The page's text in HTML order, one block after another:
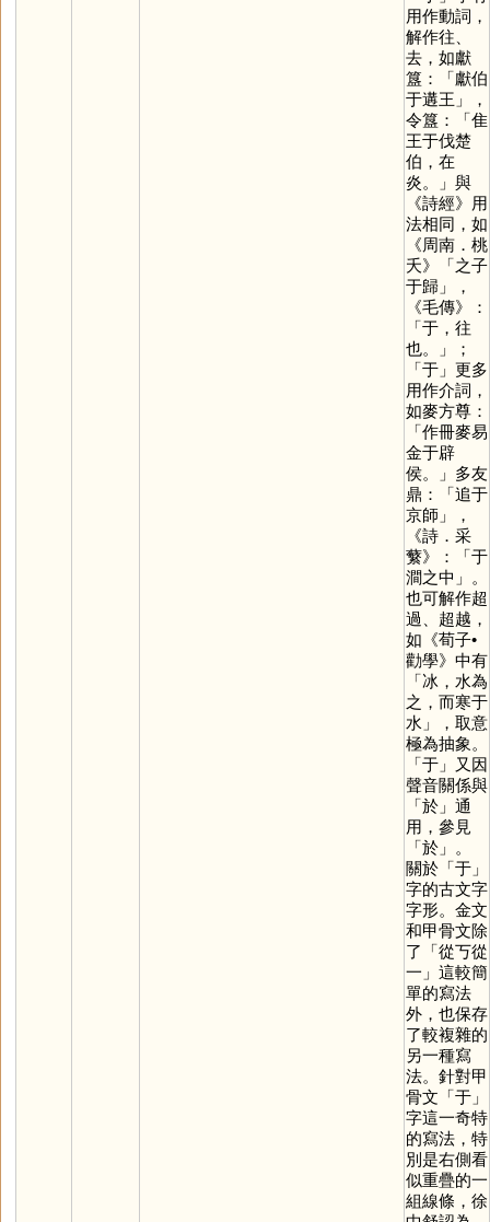
用作動詞，
解作往、
去，如獻
簋：「獻伯
于遘王」，
令簋：「隹
王于伐楚
伯，在
炎。」與
《詩經》用
法相同，如
《周南．桃
夭》「之子
于歸」，
《毛傳》：
「于，往
也。」；
「于」更多
用作介詞，
如麥方尊：
「作冊麥易
金于辟
侯。」多友
鼎：「追于
京師」，
《詩．采
蘩》：「于
澗之中」。
也可解作超
過、超越，
如《荀子•
勸學》中有
「冰，水為
之，而寒于
水」，取意
極為抽象。
「于」又因
聲音關係與
「於」通
用，參見
「於」。
關於「于」
字的古文字
字形。金文
和甲骨文除
了「從丂從
一」這較簡
單的寫法
外，也保存
了較複雜的
另一種寫
法。針對甲
骨文「于」
字這一奇特
的寫法，特
別是右側看
似重疊的一
組線條，徐